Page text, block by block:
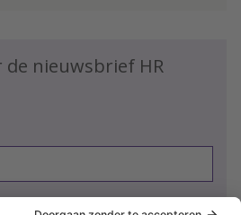
de nieuwsbrief HR